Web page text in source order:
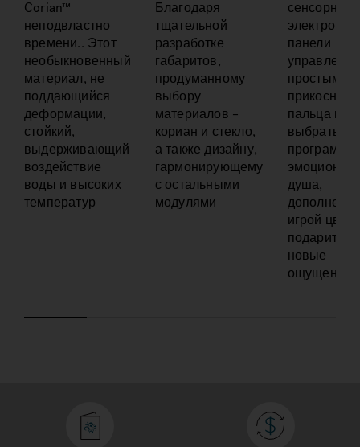
Corian™
неподвластно
времени.. Этот
необыкновенный
материал, не
поддающийся
деформации,
стойкий,
выдерживающий
воздействие
воды и высоких
температур
Благодаря
тщательной
разработке
габаритов,
продуманному
выбору
материалов –
кориан и стекло,
а также дизайну,
гармонирующему
с остальными
модулями
сенсорной
панели
простым
пальца
выбрать
программы
душа,
игрой
подарит
новые
ощущения